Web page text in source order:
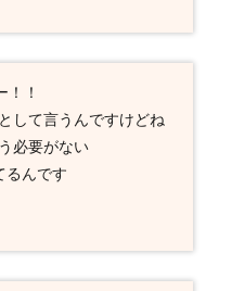
！！
して言うんですけどね
必要がない
るんです